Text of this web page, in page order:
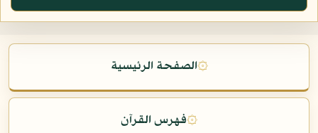
۞الصفحة الرئيسية
۞فهرس القرآن